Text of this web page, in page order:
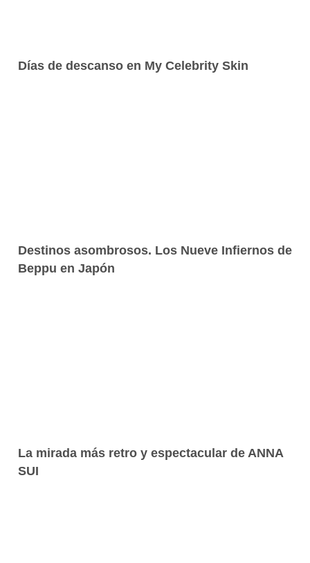
Días de descanso en My Celebrity Skin
Destinos asombrosos. Los Nueve Infiernos de
Beppu en Japón
La mirada más retro y espectacular de ANNA
SUI